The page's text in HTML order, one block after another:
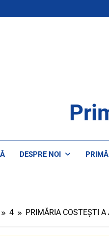
DESPRE NOI
4 PRIMĂRIA COSTEȘTI